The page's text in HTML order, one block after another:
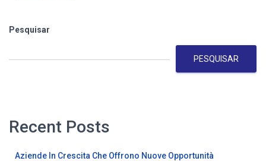
Pesquisar
PESQUISAR
Recent Posts
Aziende In Crescita Che Offrono Nuove Opportunità